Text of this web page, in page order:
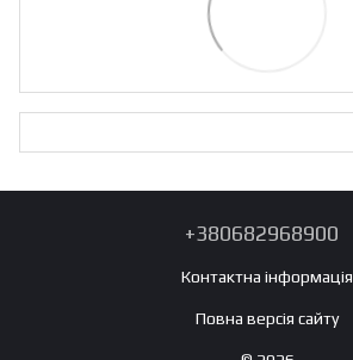
+380682968900
Контактна інформація
Повна версія сайту